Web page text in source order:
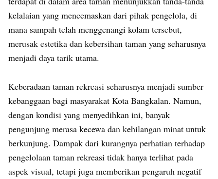
kelalaian yang mencemaskan dari pihak pengelola, di
mana sampah telah menggenangi kolam tersebut,
merusak estetika dan kebersihan taman yang seharusnya
menjadi daya tarik utama.
Keberadaan taman rekreasi seharusnya menjadi sumber
kebanggaan bagi masyarakat Kota Bangkalan. Namun,
dengan kondisi yang menyedihkan ini, banyak
pengunjung merasa kecewa dan kehilangan minat untuk
berkunjung. Dampak dari kurangnya perhatian terhadap
pengelolaan taman rekreasi tidak hanya terlihat pada
aspek visual, tetapi juga memberikan pengaruh negatif